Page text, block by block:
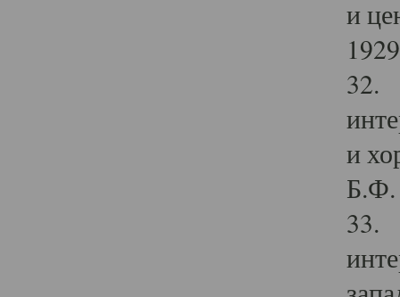
и
32.
и
Б.Ф.
33.